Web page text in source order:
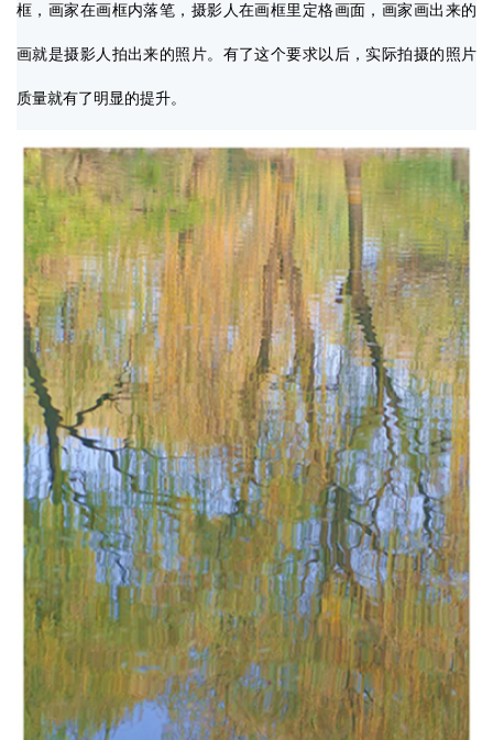
框，画家在画框内落笔，摄影人在画框里定格画面，画家画出来的
画就是摄影人拍出来的照片。有了这个要求以后，实际拍摄的照片
质量就有了明显的提升。